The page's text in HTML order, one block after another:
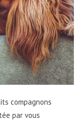
compagnons
par vous